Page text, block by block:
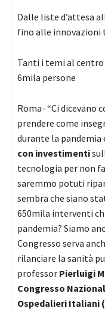
Dalle liste d’attesa
fino alle innovazioni
Tanti i temi al centro
6mila persone
Roma- “Ci dicevano
prendere come
durante la pandemia
con investimenti
tecnologia per non
saremmo potuti
sembra che siano
650mila interventi
pandemia? Siamo
Congresso serva
rilanciare la sanità
professor Pierluigi
Congresso
Ospedalieri Italiani